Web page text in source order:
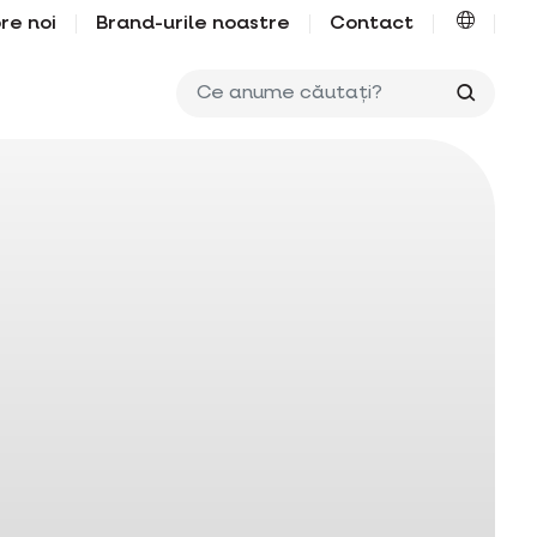
noi Brand-urile noastre Contact